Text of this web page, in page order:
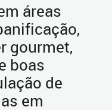
áreas
gourmet,
boas
de
em